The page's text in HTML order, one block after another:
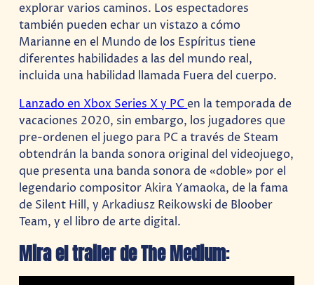
explorar varios caminos. Los espectadores
también pueden echar un vistazo a cómo
Marianne en el Mundo de los Espíritus tiene
diferentes habilidades a las del mundo real,
incluida una habilidad llamada Fuera del cuerpo.
Lanzado en Xbox Series X y PCen la temporada de
vacaciones 2020, sin embargo, los jugadores que
pre-ordenen el juego para PC a través de Steam
obtendrán la banda sonora original del videojuego,
que presenta una banda sonora de «doble» por el
legendario compositor Akira Yamaoka, de la fama
de Silent Hill, y Arkadiusz Reikowski de Bloober
Team, y el libro de arte digital.
Mira el trailer de The Medium: